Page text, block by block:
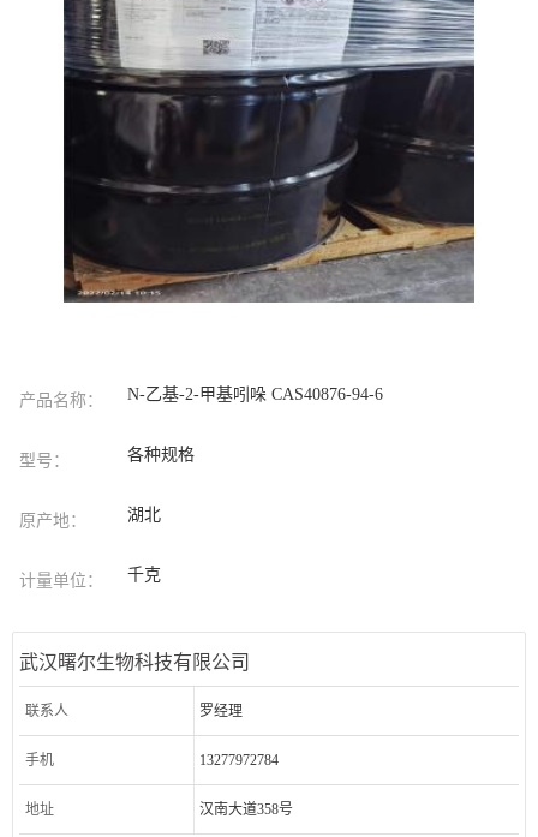
产品名称： N-乙基-2-甲基吲哚 CAS40876-94-6
型号： 各种规格
原产地： 湖北
计量单位： 千克
武汉曙尔生物科技有限公司
联系人 罗经理
手机 13277972784
地址 汉南大道358号